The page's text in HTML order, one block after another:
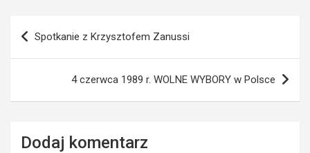
Nawigacja
wpisu
Spotkanie z Krzysztofem Zanussi
4 czerwca 1989 r. WOLNE WYBORY w Polsce
Dodaj komentarz